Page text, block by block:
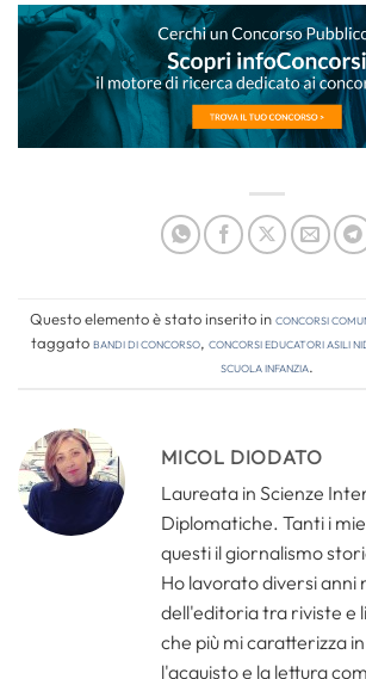
Questo elemento è stato inserito inConcorsi
taggatobandi di concorso, concorsi educatori asili
scuola infanzia.
MICOL DIODATO
Laureata in Scienze
Diplomatiche. Tanti i
questi il giornalismo
Ho lavorato diversi anni
dell'editoria tra riviste e
che più mi caratterizza
l'acquisto e la lettura